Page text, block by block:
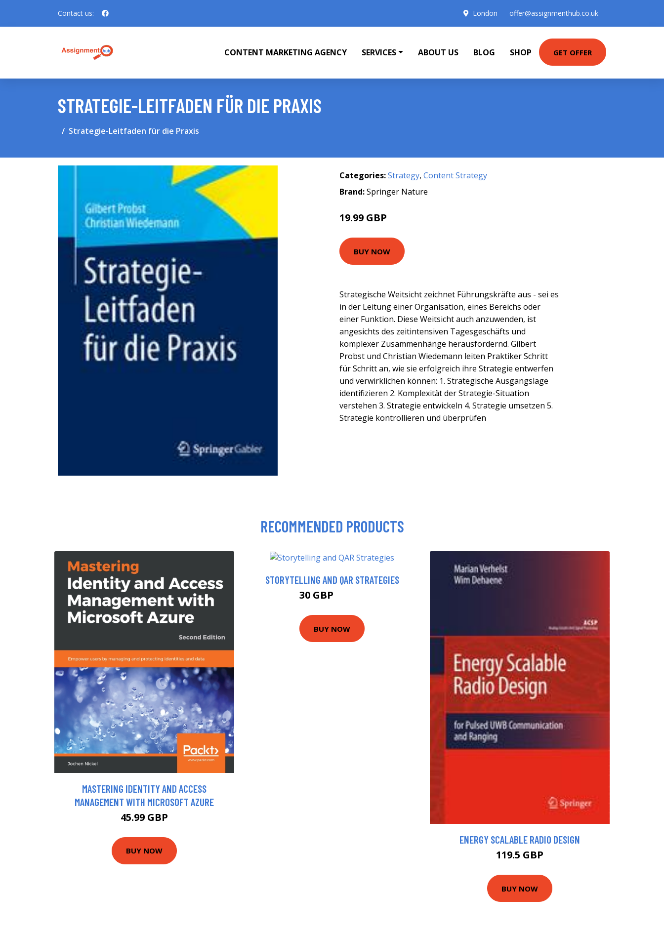
Contact us: London offer@assignmenthub.co.uk
CONTENT MARKETING AGENCY SERVICES ABOUT US BLOG SHOP GET OFFER
STRATEGIE-LEITFADEN FÜR DIE PRAXIS
Strategie-Leitfaden für die Praxis
Categories:Strategy, Content Strategy
Brand:Springer Nature
19.99 GBP
BUY NOW
Strategische Weitsicht zeichnet Führungskräfte aus - sei es
in der Leitung einer Organisation, eines Bereichs oder
einer Funktion. Diese Weitsicht auch anzuwenden, ist
angesichts des zeitintensiven Tagesgeschäfts und
komplexer Zusammenhänge herausfordernd. Gilbert
Probst und Christian Wiedemann leiten Praktiker Schritt
für Schritt an, wie sie erfolgreich ihre Strategie entwerfen
und verwirklichen können: 1. Strategische Ausgangslage
identifizieren 2. Komplexität der Strategie-Situation
verstehen 3. Strategie entwickeln 4. Strategie umsetzen 5.
Strategie kontrollieren und überprüfen
RECOMMENDED PRODUCTS
MASTERING IDENTITY AND ACCESS
MANAGEMENT WITH MICROSOFT AZURE
45.99 GBP
BUY NOW
STORYTELLING AND QAR STRATEGIES
30 GBP
BUY NOW
ENERGY SCALABLE RADIO DESIGN
119.5 GBP
BUY NOW